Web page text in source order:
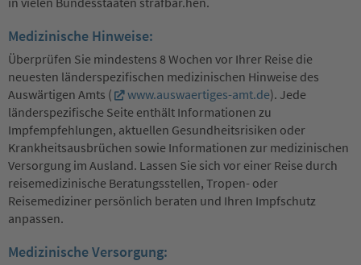
Medizinische Hinweise:
Überprüfen Sie mindestens 8 Wochen vor Ihrer Reise die
neuesten länderspezifischen medizinischen Hinweise des
Auswärtigen Amts (
www.auswaertiges-amt.de). Jede
länderspezifische Seite enthält Informationen zu
Impfempfehlungen, aktuellen Gesundheitsrisiken oder
Krankheitsausbrüchen sowie Informationen zur medizinischen
Versorgung im Ausland. Lassen Sie sich vor einer Reise durch
reisemedizinische Beratungsstellen, Tropen- oder
Reisemediziner persönlich beraten und Ihren Impfschutz
anpassen.
Medizinische Versorgung: